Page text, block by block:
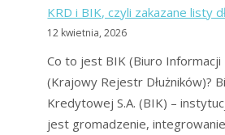
KRD i BIK, czyli zakazane listy
12 kwietnia, 2026
Co to jest BIK (Biuro
(Krajowy Rejestr Dłużników)?
Kredytowej S.A. (BIK) –
jest gromadzenie,